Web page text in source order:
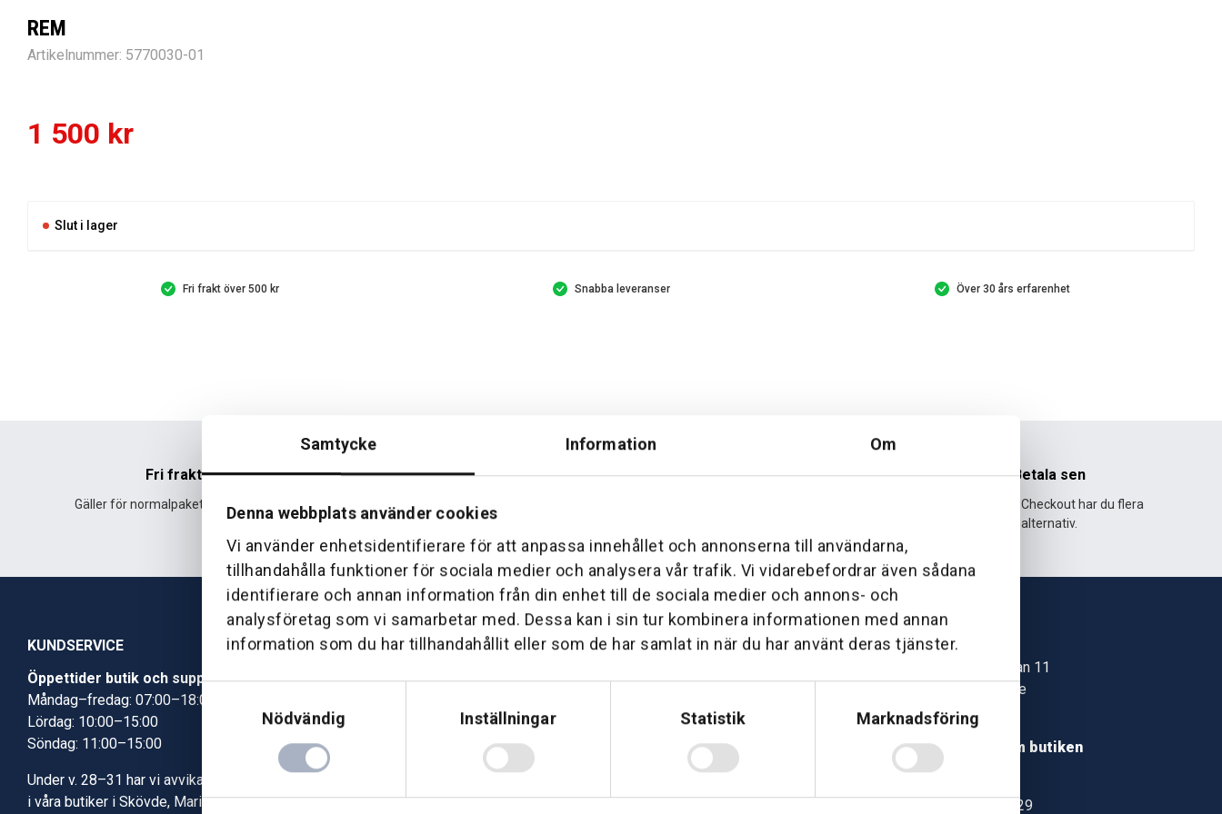
Samtycke Information Om
Denna webbplats använder cookies
Vi använder enhetsidentifierare för att anpassa innehållet och annonserna till användarna,
tillhandahålla funktioner för sociala medier och analysera vår trafik. Vi vidarebefordrar även sådana
identifierare och annan information från din enhet till de sociala medier och annons- och
analysföretag som vi samarbetar med. Dessa kan i sin tur kombinera informationen med annan
information som du har tillhandahållit eller som de har samlat in när du har använt deras tjänster.
Samtyckesval
Nödvändig
Inställningar Statistik Marknadsföring
REM
Artikelnummer: 5770030-01
1 500 kr
Slut i lager
Fri frakt över 500 kr Snabba leveranser Över 30 års erfarenhet
Fri frakt
Gäller för normalpaket över 500 kr.
Hemleverans
Leverans fram till din dörr. Oavsett storlek.
Över 30 års erfarenhet Betala sen
Med Klarna Checkout har du flera
alternativ.
KUNDSERVICE
Öppettider butik och support
Måndag–fredag: 07:00–18:00
Lördag: 10:00–15:00
Söndag: 11:00–15:00
Under v. 28–31 har vi avvikande öppettider
i våra butiker i Skövde, Mariestad och
Butik Skövde
Kundcenter
Robotservice
Boka tid i verkstad
Gå till vår företagssupport
Skövde
Jonstorpsgatan 11
549 37 Skövde
Hitta hit
Läs mer om butiken
Kämpevägen 29